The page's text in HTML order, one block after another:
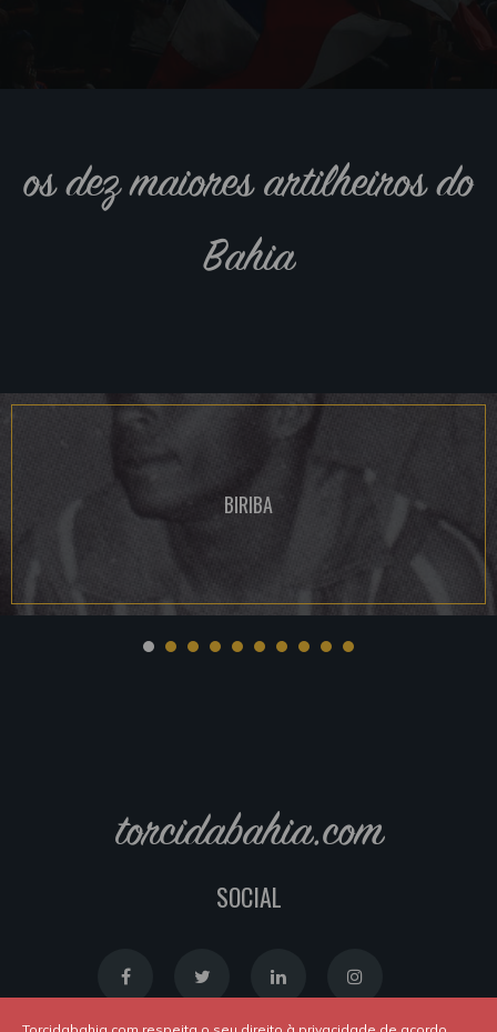
os dez maiores artilheiros do
Bahia
BIRIBA
torcidabahia.com
SOCIAL